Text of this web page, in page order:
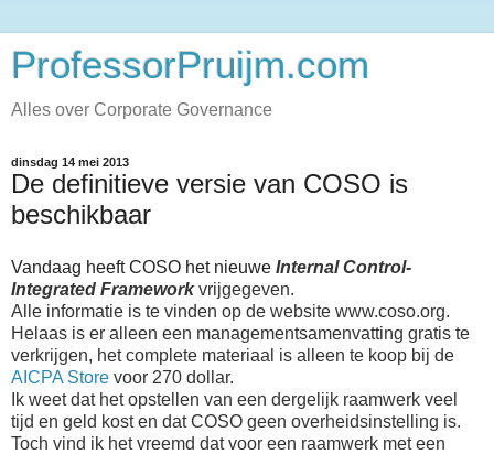
ProfessorPruijm.com
Alles over Corporate Governance
dinsdag 14 mei 2013
De definitieve versie van COSO is
beschikbaar
Vandaag heeft COSO het nieuwe Internal Control-
Integrated Frameworkvrijgegeven.
Alle informatie is te vinden op de website www.coso.org.
Helaas is er alleen een managementsamenvatting gratis te
verkrijgen, het complete materiaal is alleen te koop bij de
AICPA Store voor 270 dollar.
Ik weet dat het opstellen van een dergelijk raamwerk veel
tijd en geld kost en dat COSO geen overheidsinstelling is.
Toch vind ik het vreemd dat voor een raamwerk met een